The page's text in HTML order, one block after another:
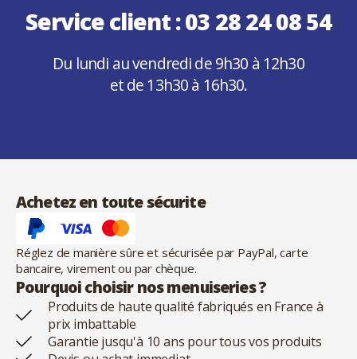
Service client :03 28 24 08 54
Du lundi au vendredi de 9h30 à 12h30
et de 13h30 à 16h30.
Achetez en toute sécurite
Réglez de manière sûre et sécurisée par PayPal, carte
bancaire, virement ou par chèque.
Pourquoi choisir nos menuiseries ?
Produits de haute qualité fabriqués en France à
prix imbattable
Garantie jusqu'à 10 ans pour tous vos produits